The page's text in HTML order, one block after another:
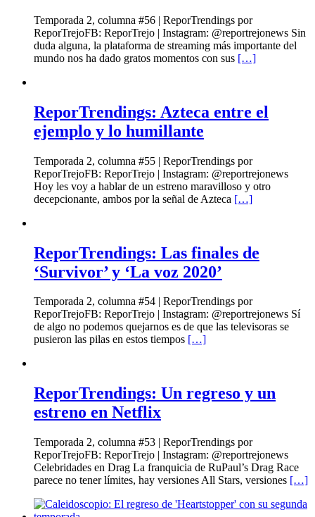
Temporada 2, columna #56 | ReporTrendings por
ReporTrejoFB: ReporTrejo | Instagram: @reportrejonews Sin
duda alguna, la plataforma de streaming más importante del
mundo nos ha dado gratos momentos con sus […]
ReporTrendings: Azteca entre el
ejemplo y lo humillante
Temporada 2, columna #55 | ReporTrendings por
ReporTrejoFB: ReporTrejo | Instagram: @reportrejonews
Hoy les voy a hablar de un estreno maravilloso y otro
decepcionante, ambos por la señal de Azteca […]
ReporTrendings: Las finales de
‘Survivor’ y ‘La voz 2020’
Temporada 2, columna #54 | ReporTrendings por
ReporTrejoFB: ReporTrejo | Instagram: @reportrejonews Sí
de algo no podemos quejarnos es de que las televisoras se
pusieron las pilas en estos tiempos […]
ReporTrendings: Un regreso y un
estreno en Netflix
Temporada 2, columna #53 | ReporTrendings por
ReporTrejoFB: ReporTrejo | Instagram: @reportrejonews
Celebridades en Drag La franquicia de RuPaul’s Drag Race
parece no tener límites, hay versiones All Stars, versiones […]